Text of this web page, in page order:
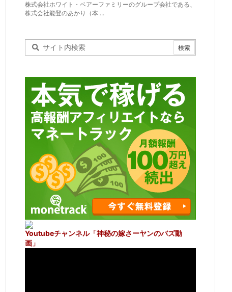
株式会社ホワイト・ベアーファミリーのグループ会社である、
株式会社能登のあかり（本 ...
Youtubeチャンネル「神秘の嫁さーヤンのバズ動
画」